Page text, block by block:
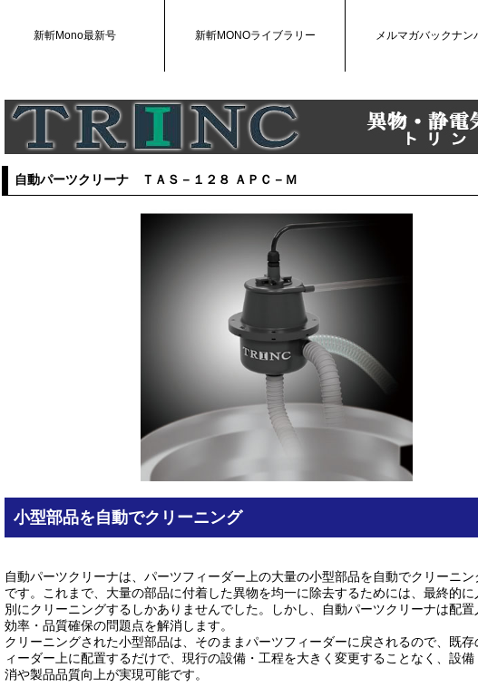
新斬Mono最新号 新斬MONOライブラリー メルマガバックナン
自動パーツクリーナ ＴＡＳ－１２８ ＡＰＣ－Ｍ
小型部品を自動でクリーニング
自動パーツクリーナは、パーツフィーダー上の大量の小型部品を自動でクリーニ
です。これまで、大量の部品に付着した異物を均一に除去するためには、最終的に
別にクリーニングするしかありませんでした。しかし、自動パーツクリーナは配
効率・品質確保の問題点を解消します。
クリーニングされた小型部品は、そのままパーツフィーダーに戻されるので、既存
ィーダー上に配置するだけで、現行の設備・工程を大きく変更することなく、設
消や製品品質向上が実現可能です。